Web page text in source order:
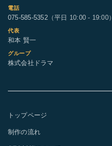
電話
075-585-5352（平日 10:00 - 19:00）
代表
和本 賢一
グループ
株式会社ドラマ
トップページ
制作の流れ